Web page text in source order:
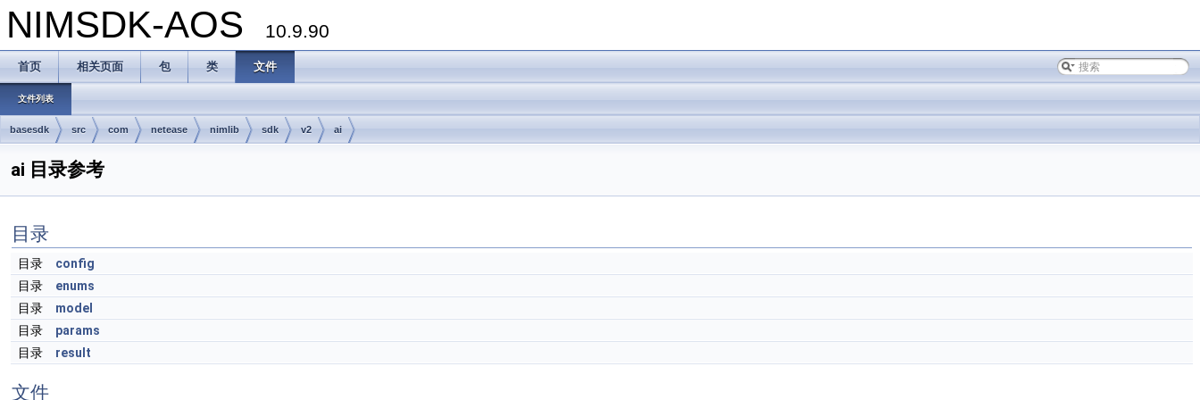
NIMSDK-AOS 10.9.90
首页 相关页面 包 类 文件
文件列表
basesdk src com netease nimlib sdk v2 ai
ai 目录参考
目录
目录
config
目录
enums
目录
model
目录
params
目录
result
文件